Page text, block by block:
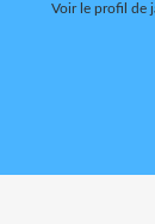
Voir le profil de